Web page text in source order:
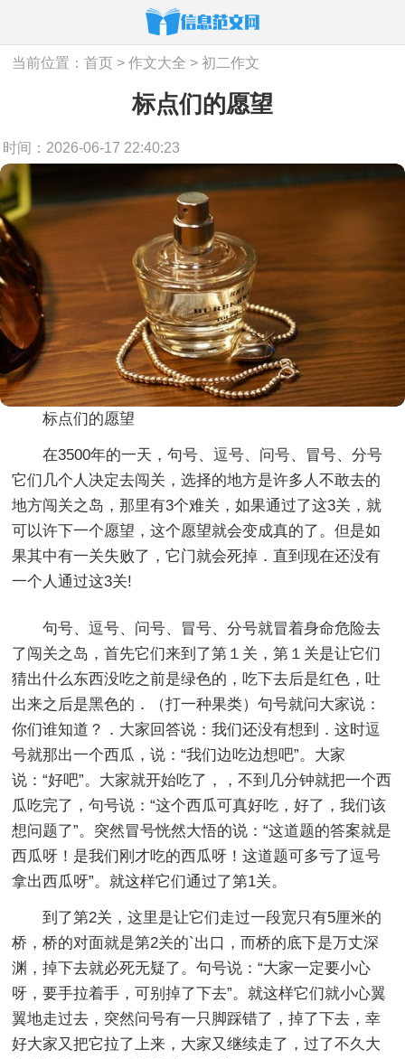
当前位置：首页 >作文大全 >初二作文
标点们的愿望
时间：2026-06-17 22:40:23
标点们的愿望
在3500年的一天，句号、逗号、问号、冒号、分号
它们几个人决定去闯关，选择的地方是许多人不敢去的
地方闯关之岛，那里有3个难关，如果通过了这3关，就
可以许下一个愿望，这个愿望就会变成真的了。但是如
果其中有一关失败了，它门就会死掉．直到现在还没有
一个人通过这3关!
句号、逗号、问号、冒号、分号就冒着身命危险去
了闯关之岛，首先它们来到了第１关，第１关是让它们
猜出什么东西没吃之前是绿色的，吃下去后是红色，吐
出来之后是黑色的．（打一种果类）句号就问大家说：
你们谁知道？．大家回答说：我们还没有想到．这时逗
号就那出一个西瓜，说：“我们边吃边想吧”。大家
说：“好吧”。大家就开始吃了，，不到几分钟就把一个西
瓜吃完了，句号说：“这个西瓜可真好吃，好了，我们该
想问题了”。突然冒号恍然大悟的说：“这道题的答案就是
西瓜呀！是我们刚才吃的西瓜呀！这道题可多亏了逗号
拿出西瓜呀”。就这样它们通过了第1关。
到了第2关，这里是让它们走过一段宽只有5厘米的
桥，桥的对面就是第2关的`出口，而桥的底下是万丈深
渊，掉下去就必死无疑了。句号说：“大家一定要小心
呀，要手拉着手，可别掉了下去”。就这样它们就小心翼
翼地走过去，突然问号有一只脚踩错了，掉了下去，幸
好大家又把它拉了上来，大家又继续走了，过了不久大